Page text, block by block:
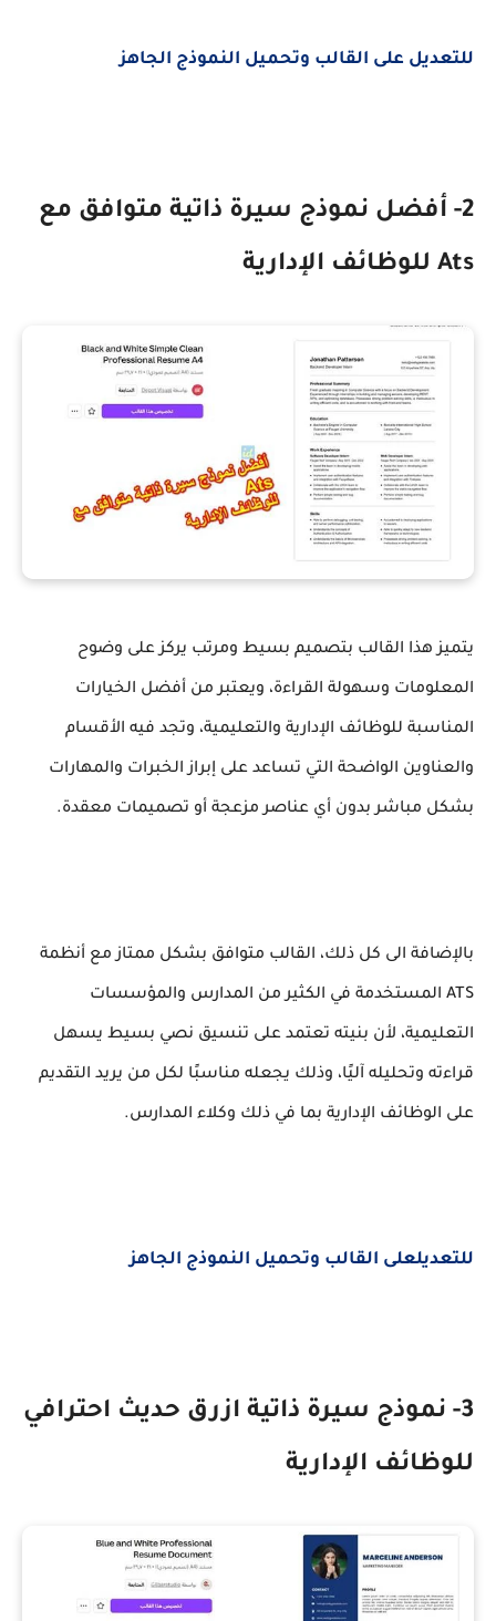
للتعديل على القالب وتحميل النموذج الجاهز
2- أفضل نموذج سيرة ذاتية متوافق مع
Ats للوظائف الإدارية
يتميز هذا القالب بتصميم بسيط ومرتب يركز على وضوح
المعلومات وسهولة القراءة، ويعتبر من أفضل الخيارات
المناسبة للوظائف الإدارية والتعليمية، وتجد فيه الأقسام
والعناوين الواضحة التي تساعد على إبراز الخبرات والمهارات
بشكل مباشر بدون أي عناصر مزعجة أو تصميمات معقدة.
بالإضافة الى كل ذلك، القالب متوافق بشكل ممتاز مع أنظمة
ATS المستخدمة في الكثير من المدارس والمؤسسات
التعليمية، لأن بنيته تعتمد على تنسيق نصي بسيط يسهل
قراءته وتحليله آليًا، وذلك يجعله مناسبًا لكل من يريد التقديم
على الوظائف الإدارية بما في ذلك وكلاء المدارس.
للتعديلعلى القالب وتحميل النموذج الجاهز
3- نموذج سيرة ذاتية ازرق حديث احترافي
للوظائف الإدارية